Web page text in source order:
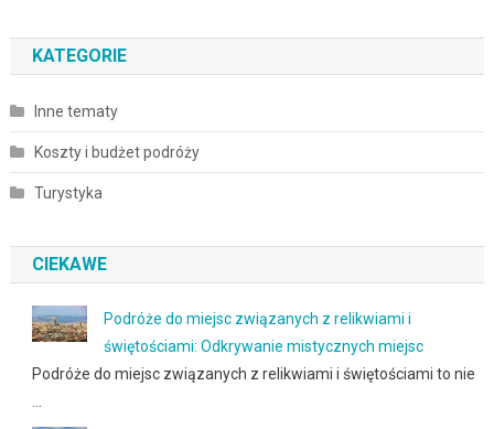
KATEGORIE
Inne tematy
Koszty i budżet podróży
Turystyka
CIEKAWE
Podróże do miejsc związanych z relikwiami i
świętościami: Odkrywanie mistycznych miejsc
Podróże do miejsc związanych z relikwiami i świętościami to nie